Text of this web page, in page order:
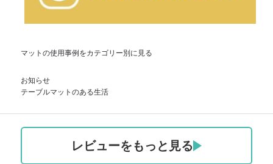
マットの使用事例をカテゴリー別に見る
お知らせ
テーブルマットのある生活
レビューをもっと見る